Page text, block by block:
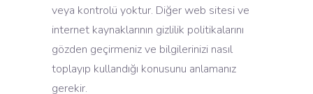
veya kontrolü yoktur. Diğer web sitesi ve
internet kaynaklarının gizlilik politikalarını
gözden geçirmeniz ve bilgilerinizi nasıl
toplayıp kullandığı konusunu anlamanız
gerekir.